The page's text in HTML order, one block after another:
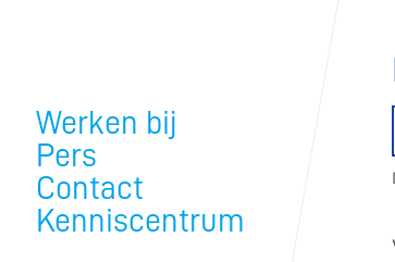
Werken bij
Pers
Contact
Kenniscentrum
Baanwielrennen
BMX freestyle